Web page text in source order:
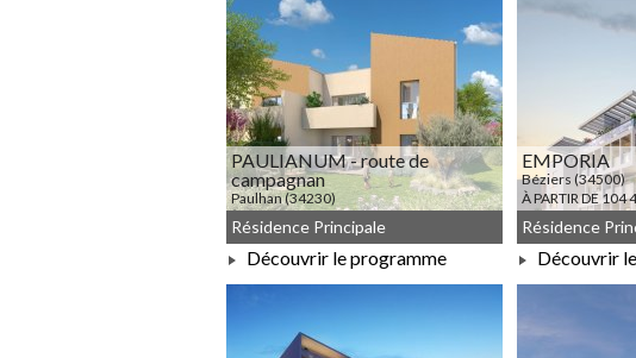
À PARTIR DE 176 493,00 € À PARTIR
PAULIANUM - route de
campagnan
Paulhan (34230)
À PARTIR DE 121 967,00 €
À PARTIR DE 121 967,00 €
Résidence Principale
Découvrir le programme
EMPORIA
Béziers (34500)
À PARTIR DE 104
À PARTIR
Résidence
Découvrir